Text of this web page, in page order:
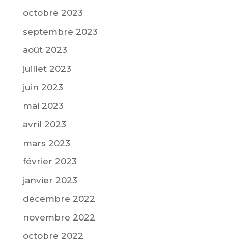
octobre 2023
septembre 2023
août 2023
juillet 2023
juin 2023
mai 2023
avril 2023
mars 2023
février 2023
janvier 2023
décembre 2022
novembre 2022
octobre 2022